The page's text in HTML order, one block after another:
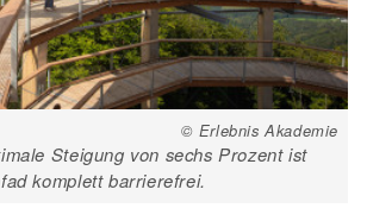
© Erlebnis Akademie
Steigung von sechs Prozent ist
komplett barrierefrei.